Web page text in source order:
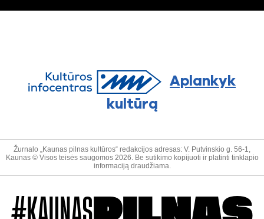
Aplankyk
kultūrą
Žurnalo „Kaunas pilnas kultūros“ redakcijos adresas: V. Putvinskio g. 56-1,
Kaunas © Visos teisės saugomos 2026. Be sutikimo kopijuoti ir platinti tinklapio
informaciją draudžiama.